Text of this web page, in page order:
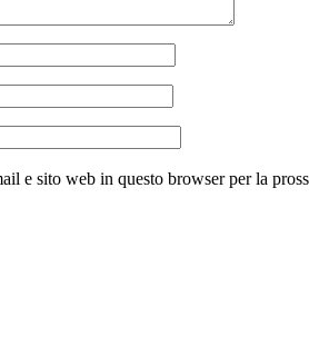
e sito web in questo browser per la